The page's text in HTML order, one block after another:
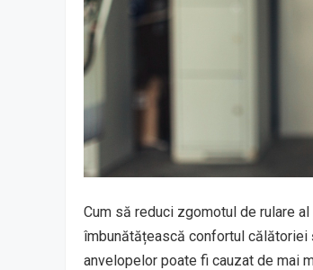
Cum să reduci zgomotul de rulare
îmbunătățească confortul călătoriei
anvelopelor poate fi cauzat de mai